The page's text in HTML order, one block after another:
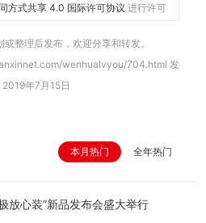
方式共享 4.0 国际许可协议 进行许可
或整理后发布，欢迎分享和转发。
wenhualvyou/704.html 发
2019年7月15日
本月热门 全年热门
放心装”新品发布会盛大举行